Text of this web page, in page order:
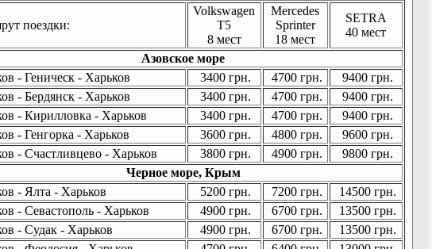
поездки:
Volkswagen
T5
8 мест
Mercedes
Sprinter
18 мест
SETRA
40 мест
Азовское море
- Геническ - Харьков
3400 грн. 4700 грн.
9400 грн.
- Бердянск - Харьков
3400 грн. 4700 грн.
9400 грн.
- Кирилловка - Харьков
3400 грн. 4700 грн.
9400 грн.
- Генгорка - Харьков
3600 грн. 4800 грн.
9600 грн.
- Счастливцево - Харьков
3800 грн. 4900 грн.
9800 грн.
Черное море, Крым
- Ялта - Харьков
5200 грн. 7200 грн.
14500 грн.
- Севастополь - Харьков
4900 грн. 6700 грн.
13500 грн.
- Судак - Харьков
4900 грн. 6700 грн.
13500 грн.